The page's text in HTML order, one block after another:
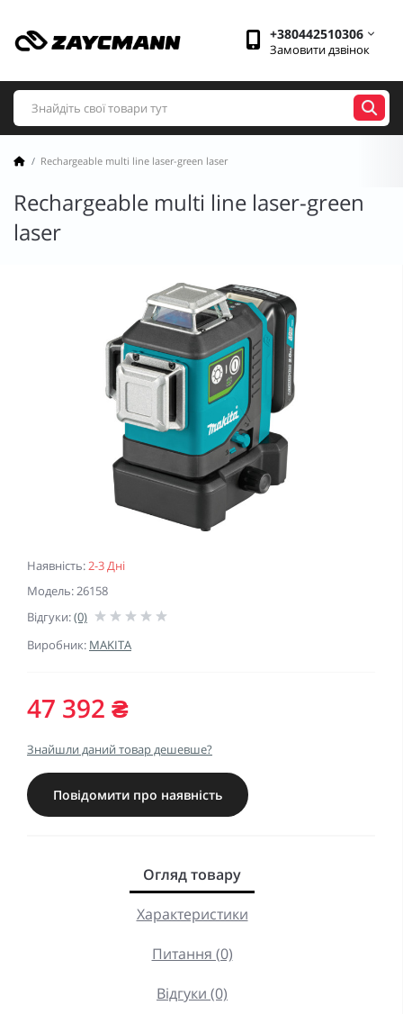
+380442510306
Замовити дзвінок
Rechargeable multi line laser-green laser
Rechargeable multi line laser-green
laser
Наявність:2-3 Дні
Модель: 26158
Відгуки:(0)
Виробник: MAKITA
47 392 ₴
Знайшли даний товар дешевше?
Повідомити про наявність
Огляд товару
Характеристики
Питання (0)
Відгуки (0)